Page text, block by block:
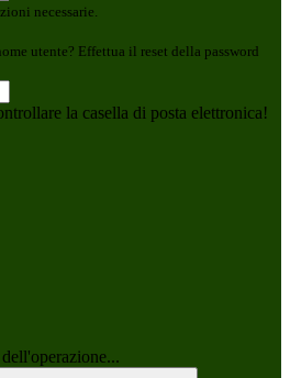
necessarie.
utente? Effettua il reset della password
la casella di posta elettronica!